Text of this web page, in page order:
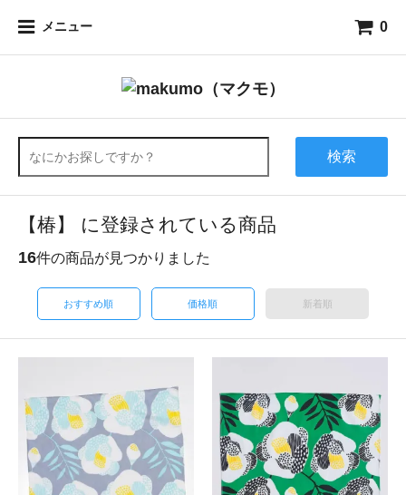
メニュー 0
検索
【椿】 に登録されている商品
16件の商品が見つかりました
おすすめ順 価格順 新着順